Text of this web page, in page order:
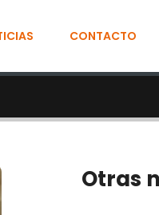
CONTACTO
Otras